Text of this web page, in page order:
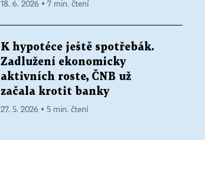
18. 6. 2026 ▪ 7 min. čtení
K hypotéce ještě spotřebák.
Zadlužení ekonomicky
aktivních roste, ČNB už
začala krotit banky
27. 5. 2026 ▪ 5 min. čtení